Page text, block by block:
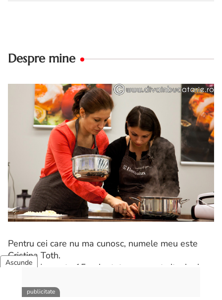
Despre mine
Pentru cei care nu ma cunosc, numele meu este
Cristina Toth.
Postez de peste 15 ani retete pe acest site, iar in
Am inceput acest lucru ca o distractie ce s-a